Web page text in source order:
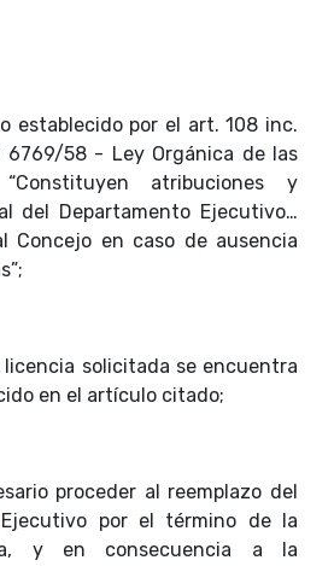
establecido por el art. 108 inc.
6769/58 - Ley Orgánica de las
“Constituyen atribuciones y
del Departamento Ejecutivo…
Concejo en caso de ausencia
licencia solicitada se encuentra
en el artículo citado;
proceder al reemplazo del
por el término de la
y en consecuencia a la